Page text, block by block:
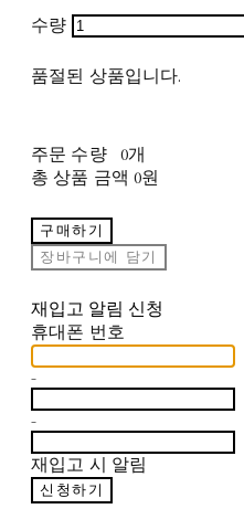
수량
품절된 상품입니다.
주문 수량
0개
총 상품 금액 0원
구매하기
장바구니에 담기
재입고 알림 신청
휴대폰 번호
-
-
재입고 시 알림
신청하기